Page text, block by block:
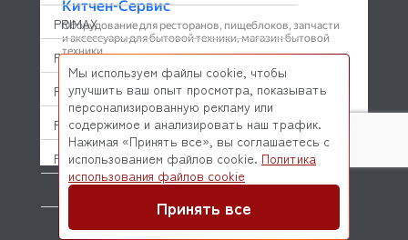
PRIMAX
PRIMUS
PRISMAFOOD
PROBAR
PRODIGY
PROFESSIONAL SPARES
PROHOTEL
© 2026 Kitchen-Service.com Интернет-магазин запчастей
и оборудования профессиональной кухни
Мы используем файлы cookie, чтобы
улучшить ваш опыт просмотра, показывать
персонализированную рекламу или
содержимое и анализировать наш трафик.
Нажимая «Принять все», вы соглашаетесь с
использованием файлов cookie. Политика
использования файлов cookie
Принять все